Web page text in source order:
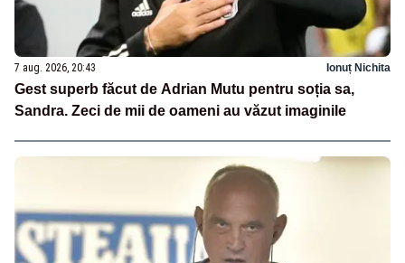
7 aug. 2026, 20:43 Ionuț Nichita
Gest superb făcut de Adrian Mutu pentru soția sa,
Sandra. Zeci de mii de oameni au văzut imaginile